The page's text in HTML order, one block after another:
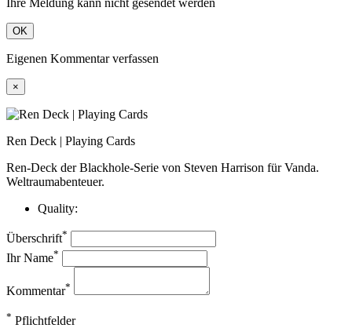
Ihre Meldung kann nicht gesendet werden
OK
Eigenen Kommentar verfassen
×
Ren Deck | Playing Cards
Ren-Deck der Blackhole-Serie von Steven Harrison für Vanda.
Weltraumabenteuer.
Quality:
Überschrift*
Ihr Name*
Kommentar*
* Pflichtfelder